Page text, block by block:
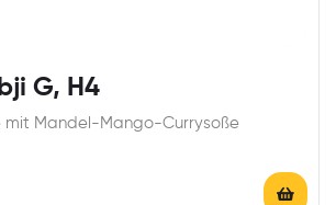
G, H4
mit Mandel-Mango-Currysoße